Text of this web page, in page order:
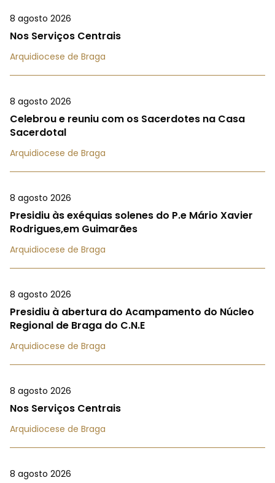
8 agosto 2026
Nos Serviços Centrais
Arquidiocese de Braga
8 agosto 2026
Celebrou e reuniu com os Sacerdotes na Casa
Sacerdotal
Arquidiocese de Braga
8 agosto 2026
Presidiu às exéquias solenes do P.e Mário Xavier
Rodrigues,em Guimarães
Arquidiocese de Braga
8 agosto 2026
Presidiu à abertura do Acampamento do Núcleo
Regional de Braga do C.N.E
Arquidiocese de Braga
8 agosto 2026
Nos Serviços Centrais
Arquidiocese de Braga
8 agosto 2026